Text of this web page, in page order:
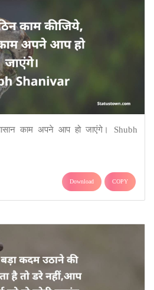
काम अपने आप हो जाएंगे। Shubh
Download COPY